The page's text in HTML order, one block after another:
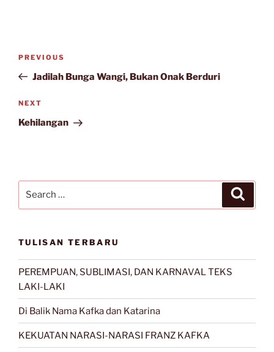
Previous
Post
PREVIOUS
Jadilah Bunga Wangi, Bukan Onak Berduri
Next
Post
NEXT
Kehilangan
TULISAN TERBARU
PEREMPUAN, SUBLIMASI, DAN KARNAVAL TEKS
LAKI-LAKI
Di Balik Nama Kafka dan Katarina
KEKUATAN NARASI-NARASI FRANZ KAFKA